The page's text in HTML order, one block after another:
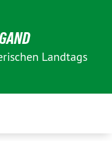
Landtags